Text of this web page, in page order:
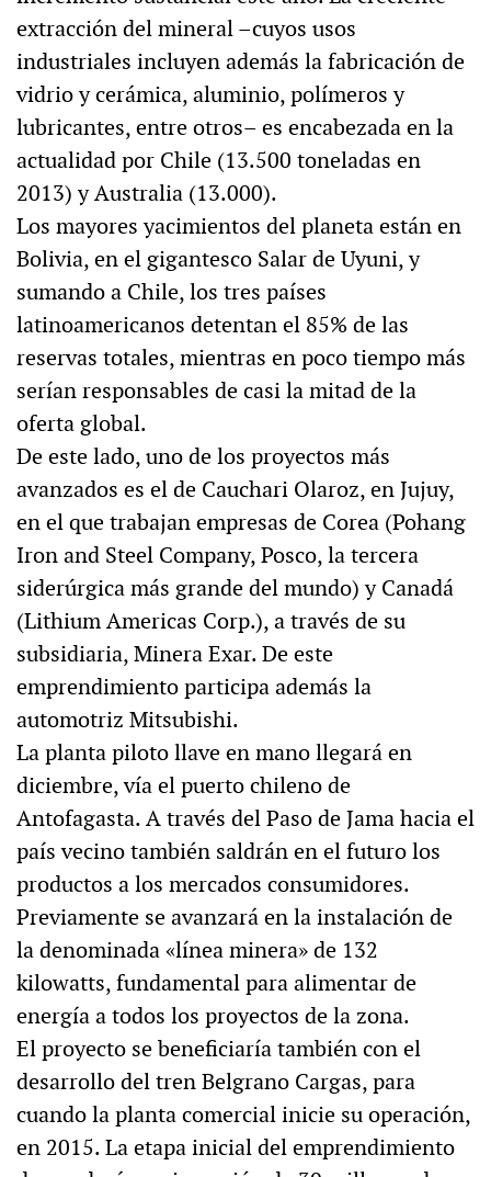
extracción del mineral –cuyos usos
industriales incluyen además la fabricación de
vidrio y cerámica, aluminio, polímeros y
lubricantes, entre otros– es encabezada en la
actualidad por Chile (13.500 toneladas en
2013) y Australia (13.000).
Los mayores yacimientos del planeta están en
Bolivia, en el gigantesco Salar de Uyuni, y
sumando a Chile, los tres países
latinoamericanos detentan el 85% de las
reservas totales, mientras en poco tiempo más
serían responsables de casi la mitad de la
oferta global.
De este lado, uno de los proyectos más
avanzados es el de Cauchari Olaroz, en Jujuy,
en el que trabajan empresas de Corea (Pohang
Iron and Steel Company, Posco, la tercera
siderúrgica más grande del mundo) y Canadá
(Lithium Americas Corp.), a través de su
subsidiaria, Minera Exar. De este
emprendimiento participa además la
automotriz Mitsubishi.
La planta piloto llave en mano llegará en
diciembre, vía el puerto chileno de
Antofagasta. A través del Paso de Jama hacia el
país vecino también saldrán en el futuro los
productos a los mercados consumidores.
Previamente se avanzará en la instalación de
la denominada «línea minera» de 132
kilowatts, fundamental para alimentar de
energía a todos los proyectos de la zona.
El proyecto se beneficiaría también con el
desarrollo del tren Belgrano Cargas, para
cuando la planta comercial inicie su operación,
en 2015. La etapa inicial del emprendimiento